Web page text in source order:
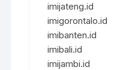
imijateng.id
imigorontalo.id
imibanten.id
imibali.id
imijambi.id